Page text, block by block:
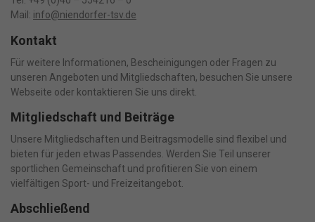
Mail: info@niendorfer-tsv.de
Kontakt
Für weitere Informationen, Bescheinigungen oder Fragen zu
unseren Angeboten und Mitgliedschaften, besuchen Sie unsere
Webseite oder kontaktieren Sie uns direkt.
Mitgliedschaft und Beiträge
Unsere Mitgliedschaften und Beitragsmodelle sind flexibel und
bieten für jeden etwas Passendes. Werden Sie Teil unserer
sportlichen Gemeinschaft und profitieren Sie von einem
vielfältigen Sport- und Freizeitangebot.
Abschließend
Wenn Sie unter 16 Jahre alt sind und Ihre Zustimmung zu
freiwilligen Diensten geben möchten, müssen Sie Ihre
Wir verwenden Cookies und andere Technologien auf unserer
Website. Einige von ihnen sind essenziell, während andere uns
helfen, diese Website und Ihre Erfahrung zu verbessern.
Personenbezogene Daten können verarbeitet werden (z. B. IP-
Anzeigen- und Inhaltsmessung.Weitere Informationen über die
Datenschutzerklärung. Bitte beachten Sie, dass aufgrund
individueller Einstellungen möglicherweise nicht alle Funktionen
der Website zur Verfügung stehen.
Hier finden Sie eine Übersicht über alle verwendeten Cookies. Sie
können Ihre Einwilligung zu ganzen Kategorien geben oder sich
weitere Informationen anzeigen lassen und so nur bestimmte
Cookies auswählen.